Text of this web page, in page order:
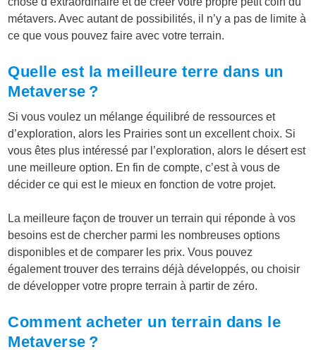
métavers. Avec autant de possibilités, il n’y a pas de limite à
ce que vous pouvez faire avec votre terrain.
Quelle est la meilleure terre dans un
Metaverse ?
Si vous voulez un mélange équilibré de ressources et
d’exploration, alors les Prairies sont un excellent choix. Si
vous êtes plus intéressé par l’exploration, alors le désert est
une meilleure option. En fin de compte, c’est à vous de
décider ce qui est le mieux en fonction de votre projet.
La meilleure façon de trouver un terrain qui réponde à vos
besoins est de chercher parmi les nombreuses options
disponibles et de comparer les prix. Vous pouvez
également trouver des terrains déjà développés, ou choisir
de développer votre propre terrain à partir de zéro.
Comment acheter un terrain dans le
Metaverse ?